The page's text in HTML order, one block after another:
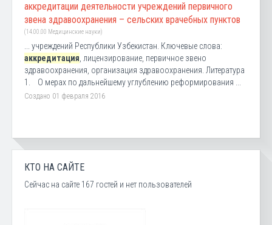
аккредитации деятельности учреждений первичного
звена здравоохранения – сельских врачебных пунктов
(14.00.00 Медицинские науки)
... учреждений Республики Узбекистан. Ключевые слова:
аккредитация , лицензирование, первичное звено
здравоохранения, организация здравоохранения. Литература
1. О мерах по дальнейшему углублению реформирования ...
Создано 01 февраля 2016
КТО НА САЙТЕ
Сейчас на сайте 167 гостей и нет пользователей